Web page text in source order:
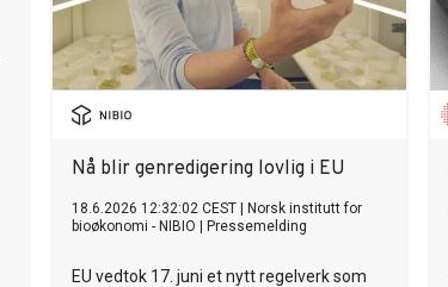
Nå blir genredigering lovlig i EU
18.6.2026 12:32:02 CEST
Norsk institutt for
bioøkonomi - NIBIO
Pressemelding
EU vedtok 17. juni et nytt regelverk som